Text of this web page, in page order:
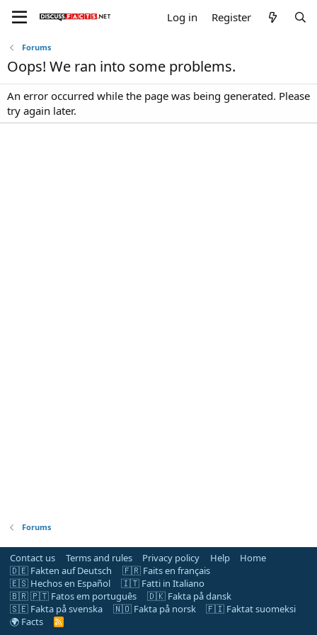
Log in Register
Forums
Oops! We ran into some problems.
An error occurred while the page was being generated. Please
try again later.
Forums
Contact us Terms and rules Privacy policy Help
Home
🇩🇪 Fakten auf Deutsch
🇫🇷 Faits en français
🇪🇸 Hechos en Español
🇮🇹 Fatti in Italiano
🇧🇷 🇵🇹 Fatos em português
🇩🇰 Fakta på dansk
🇸🇪 Fakta på svenska
🇳🇴 Fakta på norsk
🇫🇮 Faktat suomeksi
🌍 Facts
R